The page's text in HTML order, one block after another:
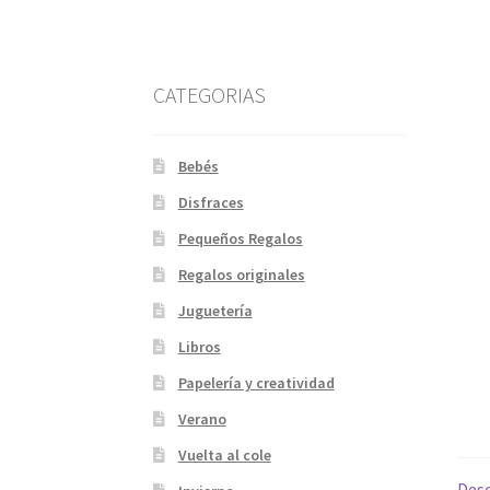
CATEGORIAS
Bebés
Disfraces
Pequeños Regalos
Regalos originales
Juguetería
Libros
Papelería y creatividad
Verano
Vuelta al cole